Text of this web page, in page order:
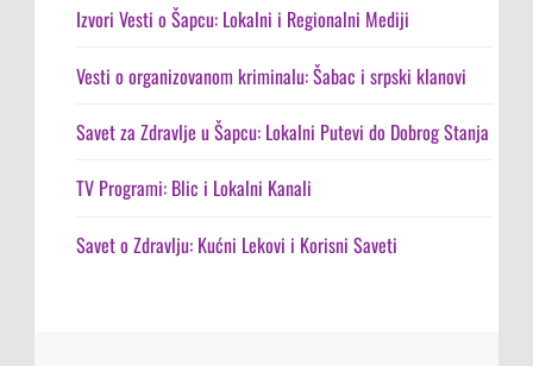
Izvori Vesti o Šapcu: Lokalni i Regionalni Mediji
Vesti o organizovanom kriminalu: Šabac i srpski klanovi
Savet za Zdravlje u Šapcu: Lokalni Putevi do Dobrog Stanja
TV Programi: Blic i Lokalni Kanali
Savet o Zdravlju: Kućni Lekovi i Korisni Saveti